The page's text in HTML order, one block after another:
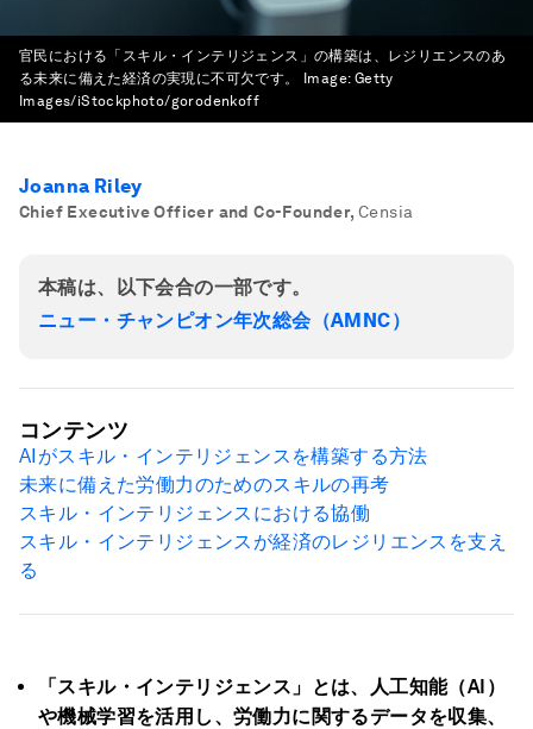
官民における「スキル・インテリジェンス」の構築は、レジリエンスのあ
る未来に備えた経済の実現に不可欠です。
Image: Getty
Images/iStockphoto/gorodenkoff
Joanna Riley
Chief Executive Officer and Co-Founder, Censia
本稿は、以下会合の一部です。
ニュー・チャンピオン年次総会（AMNC）
「スキル・インテリジェンス」とは、人工知能（AI）
や機械学習を活用し、労働力に関するデータを収集、
コンテンツ
AIがスキル・インテリジェンスを構築する方法
未来に備えた労働力のためのスキルの再考
スキル・インテリジェンスにおける協働
スキル・インテリジェンスが経済のレジリエンスを支え
る